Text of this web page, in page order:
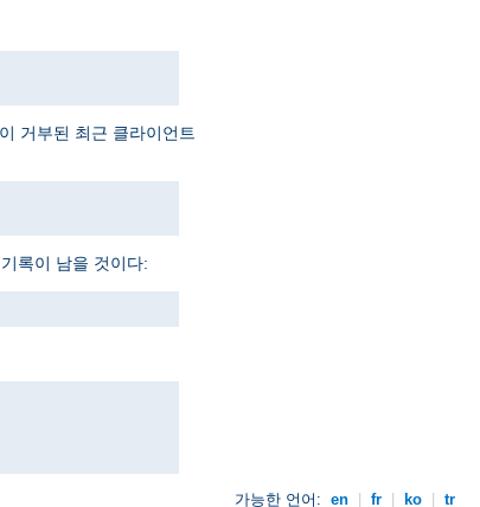
거부된 최근 클라이언트
록이 남을 것이다:
가능한 언어: en fr ko tr